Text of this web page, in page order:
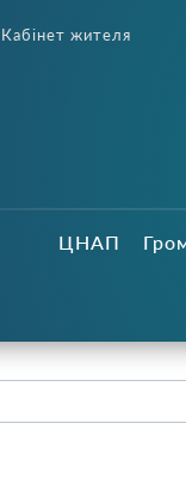
Кабінет жителя
ЦНАП